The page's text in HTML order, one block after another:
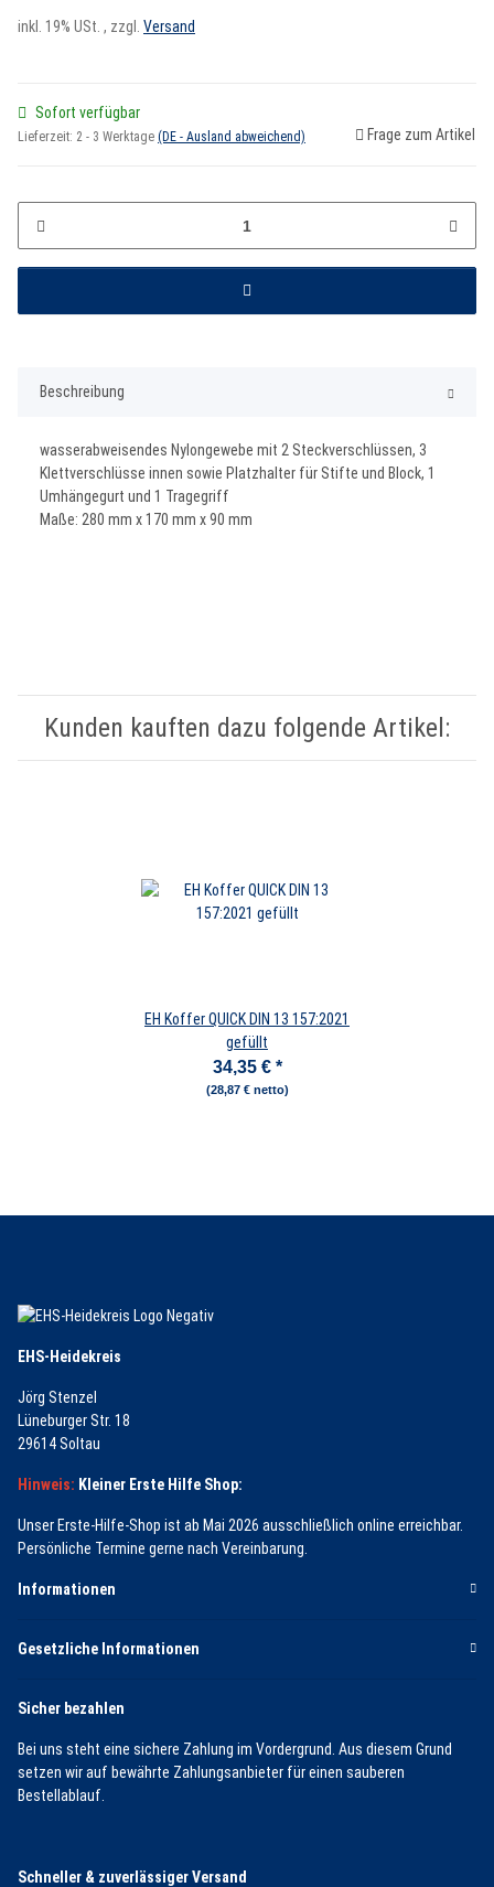
inkl. 19% USt. , zzgl. Versand
Sofort verfügbar
Lieferzeit: 2 - 3 Werktage (DE - Ausland abweichend) Frage zum Artikel
Beschreibung
wasserabweisendes Nylongewebe mit 2 Steckverschlüssen, 3
Klettverschlüsse innen sowie Platzhalter für Stifte und Block, 1
Umhängegurt und 1 Tragegriff
Maße: 280 mm x 170 mm x 90 mm
Kunden kauften dazu folgende Artikel:
EH Koffer QUICK DIN 13 157:2021
gefüllt
34,35 € *
(28,87 € netto)
EHS-Heidekreis
Jörg Stenzel
Lüneburger Str. 18
29614 Soltau
Hinweis: Kleiner Erste Hilfe Shop:
Unser Erste-Hilfe-Shop ist ab Mai 2026 ausschließlich online erreichbar.
Persönliche Termine gerne nach Vereinbarung.
Informationen
Gesetzliche Informationen
Sicher bezahlen
Bei uns steht eine sichere Zahlung im Vordergrund. Aus diesem Grund
setzen wir auf bewährte Zahlungsanbieter für einen sauberen
Bestellablauf.
Schneller & zuverlässiger Versand